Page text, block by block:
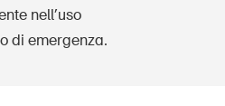
nell’uso
di emergenza.